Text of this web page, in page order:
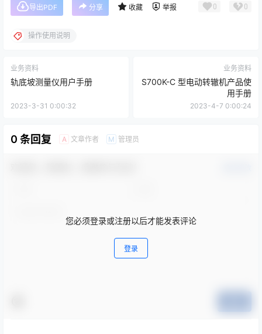
导出PDF 分享 收藏 举报 0 0
操作使用说明
业务资料
轨底坡测量仪用户手册
2023-3-31 0:00:32
业务资料
S700K-C 型电动转辙机产品使
用手册
2023-4-7 0:00:24
0 条回复 A 文章作者 M 管理员
您必须登录或注册以后才能发表评论
登录